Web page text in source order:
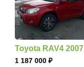
Toyota RAV4 2007
1 187 000